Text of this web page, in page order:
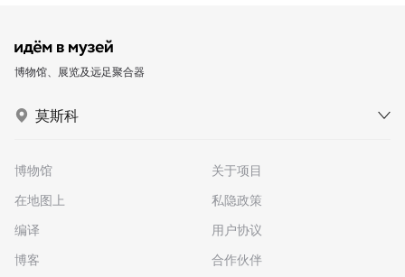
博物馆、展览及远足聚合器
莫斯科
博物馆
在地图上
编译
博客
关于项目
私隐政策
用户协议
合作伙伴